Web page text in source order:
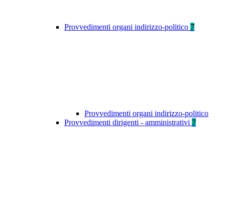
Provvedimenti organi indirizzo-politico 7
Provvedimenti organi indirizzo-politico
Provvedimenti dirigenti - amministrativi 7